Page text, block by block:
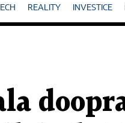
TECH REALITY INVESTICE